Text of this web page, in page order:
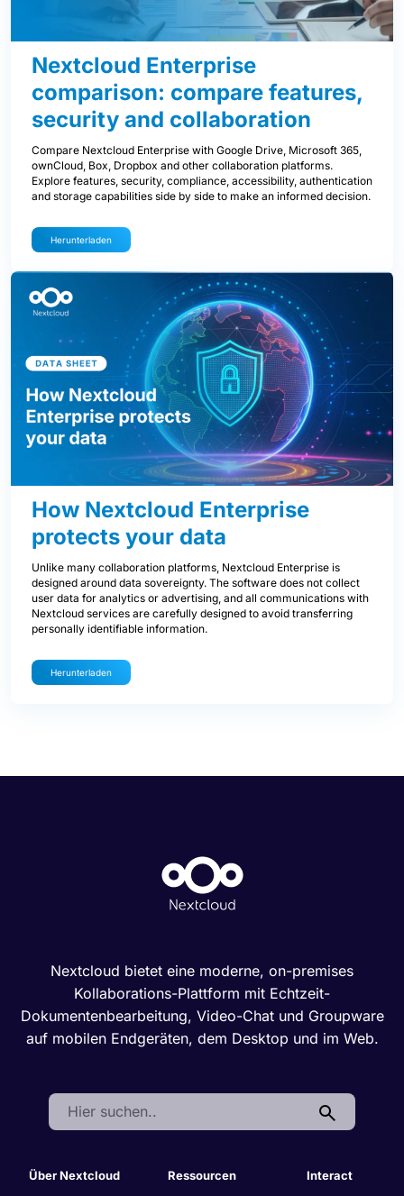
Nextcloud Enterprise
comparison: compare features,
security and collaboration
Compare Nextcloud Enterprise with Google Drive, Microsoft 365,
ownCloud, Box, Dropbox and other collaboration platforms.
Explore features, security, compliance, accessibility, authentication
and storage capabilities side by side to make an informed decision.
Herunterladen
How Nextcloud Enterprise
protects your data
Unlike many collaboration platforms, Nextcloud Enterprise is
designed around data sovereignty. The software does not collect
user data for analytics or advertising, and all communications with
Nextcloud services are carefully designed to avoid transferring
personally identifiable information.
Herunterladen
Nextcloud bietet eine moderne, on-premises
Kollaborations-Plattform mit Echtzeit-
Dokumentenbearbeitung, Video-Chat und Groupware
auf mobilen Endgeräten, dem Desktop und im Web.
Search:
Über Nextcloud Ressourcen Interact